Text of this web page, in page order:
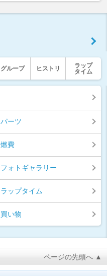
グループ ヒストリ
ラップ
タイム
パーツ
燃費
フォトギャラリー
ラップタイム
買い物
ページの先頭へ ▲